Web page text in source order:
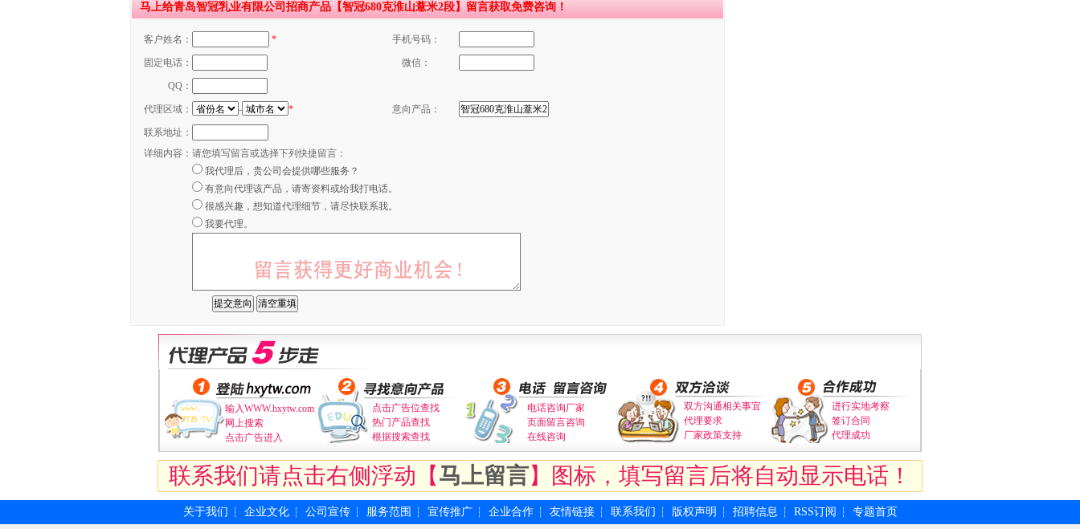
马上给青岛智冠乳业有限公司招商产品【智冠680克淮山薏米2段】留言获取免费咨询！
客户姓名： * 手机号码：
固定电话： 微信：
QQ：
代理区域： - * 意向产品：
联系地址：
详细内容： 请您填写留言或选择下列快捷留言：
我代理后，贵公司会提供哪些服务？
有意向代理该产品，请寄资料或给我打电话。
很感兴趣，想知道代理细节，请尽快联系我。
我要代理。
输入WWW.hxytw.com
网上搜索
点击广告进入
点击广告位查找
热门产品查找
根据搜索查找
电话咨询厂家
页面留言咨询
在线咨询
双方沟通相关事宜
代理要求
厂家政策支持
进行实地考察
签订合同
代理成功
联系我们请点击右侧浮动【马上留言】图标，填写留言后将自动显示电话！
关于我们 ┆ 企业文化 ┆ 公司宣传 ┆ 服务范围 ┆ 宣传推广 ┆ 企业合作 ┆ 友情链接 ┆ 联系我们 ┆ 版权声明 ┆ 招聘信息 ┆ RSS订阅 ┆ 专题首页